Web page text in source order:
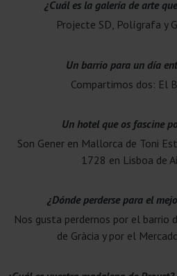
¿Cuál es la galería de arte
Projecte SD, Polígrafa y
Un barrio para un día
Compartimos dos: El
Un hotel que os fascine
Son Gener en Mallorca de Toni
1728 en Lisboa de
¿Dónde perderse para el
Nos gusta perdernos por el barrio
de Gràcia y por el